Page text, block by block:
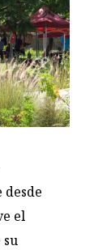
desde
el